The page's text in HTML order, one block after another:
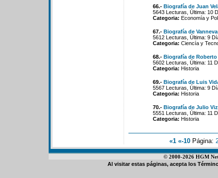
66.- Biografía de Juan
5643 Lecturas, Última: 10
Categoria: Economía y
67.- Biografía de
5612 Lecturas, Última: 9
Categoria: Ciencía y
68.- Biografía de
5602 Lecturas, Última: 11
Categoria: Historia
69.- Biografía de Luis
5567 Lecturas, Última: 9
Categoria: Historia
70.- Biografía de Julio
5551 Lecturas, Última: 11
Categoria: Historia
«1 «-10 Página:
© 2000-2026 HGM
Al visitar estas páginas, acepta los